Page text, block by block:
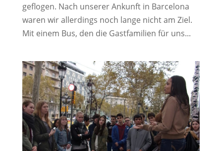
geflogen. Nach unserer Ankunft in Barcelona
waren wir allerdings noch lange nicht am Ziel.
Mit einem Bus, den die Gastfamilien für uns...